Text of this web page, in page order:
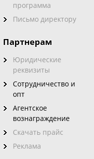
программа
Письмо директору
Партнерам
Юридические
реквизиты
Сотрудничество и
опт
Агентское
вознаграждение
Скачать прайс
Реклама